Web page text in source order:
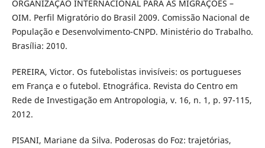
ORGANIZAÇÃO INTERNACIONAL PARA AS MIGRAÇÕES –
OIM. Perfil Migratório do Brasil 2009. Comissão Nacional de
População e Desenvolvimento-CNPD. Ministério do Trabalho.
Brasília: 2010.
PEREIRA, Victor. Os futebolistas invisíveis: os portugueses
em França e o futebol. Etnográfica. Revista do Centro em
Rede de Investigação em Antropologia, v. 16, n. 1, p. 97-115,
2012.
PISANI, Mariane da Silva. Poderosas do Foz: trajetórias,